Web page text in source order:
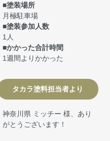
■塗装場所
月極駐車場
■塗装参加人数
1人
■かかった合計時間
1週間よりかかった
タカラ塗料担当者より
神奈川県 ミッチー 様、あり
がとうございます！